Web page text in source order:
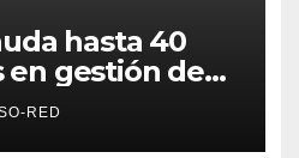
hasta 40
en gestión de
RED